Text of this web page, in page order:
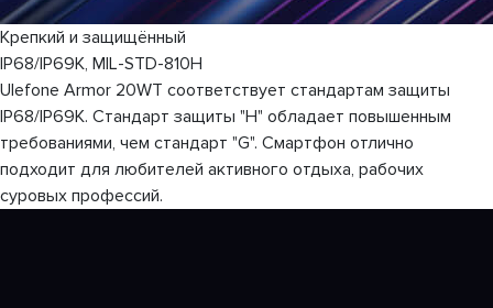
Крепкий и защищённый
IP68/IP69K, MIL-STD-810H
Ulefone Armor 20WT соответствует стандартам защиты
IP68/IP69K. Стандарт защиты "H" обладает повышенным
требованиями, чем стандарт "G". Смартфон отлично
подходит для любителей активного отдыха, рабочих
суровых профессий.